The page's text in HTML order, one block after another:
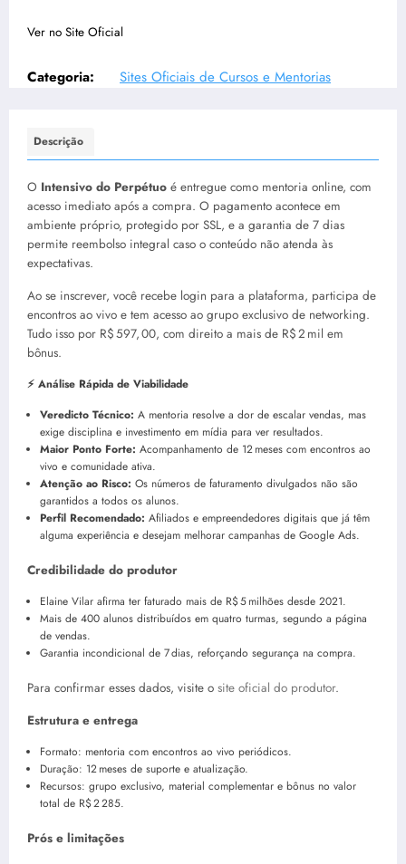
Ver no Site Oficial
Categoria: Sites Oficiais de Cursos e Mentorias
Descrição
O Intensivo do Perpétuo é entregue como mentoria online, com
acesso imediato após a compra. O pagamento acontece em
ambiente próprio, protegido por SSL, e a garantia de 7 dias
permite reembolso integral caso o conteúdo não atenda às
expectativas.
Ao se inscrever, você recebe login para a plataforma, participa de
encontros ao vivo e tem acesso ao grupo exclusivo de networking.
Tudo isso por R$ 597, 00, com direito a mais de R$ 2 mil em
bônus.
⚡ Análise Rápida de Viabilidade
Veredicto Técnico: A mentoria resolve a dor de escalar vendas, mas
exige disciplina e investimento em mídia para ver resultados.
Maior Ponto Forte: Acompanhamento de 12 meses com encontros ao
vivo e comunidade ativa.
Atenção ao Risco: Os números de faturamento divulgados não são
garantidos a todos os alunos.
Perfil Recomendado: Afiliados e empreendedores digitais que já têm
alguma experiência e desejam melhorar campanhas de Google Ads.
Credibilidade do produtor
Elaine Vilar afirma ter faturado mais de R$ 5 milhões desde 2021.
Mais de 400 alunos distribuídos em quatro turmas, segundo a página
de vendas.
Garantia incondicional de 7 dias, reforçando segurança na compra.
Para confirmar esses dados, visite o site oficial do produtor.
Estrutura e entrega
Formato: mentoria com encontros ao vivo periódicos.
Duração: 12 meses de suporte e atualização.
Recursos: grupo exclusivo, material complementar e bônus no valor
total de R$ 2 285.
Prós e limitações